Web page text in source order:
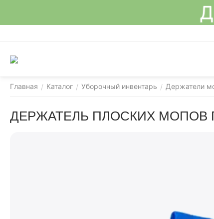
Главная / Каталог / Уборочный инвентарь / Держатели
ДЕРЖАТЕЛЬ ПЛОСКИХ МОПОВ